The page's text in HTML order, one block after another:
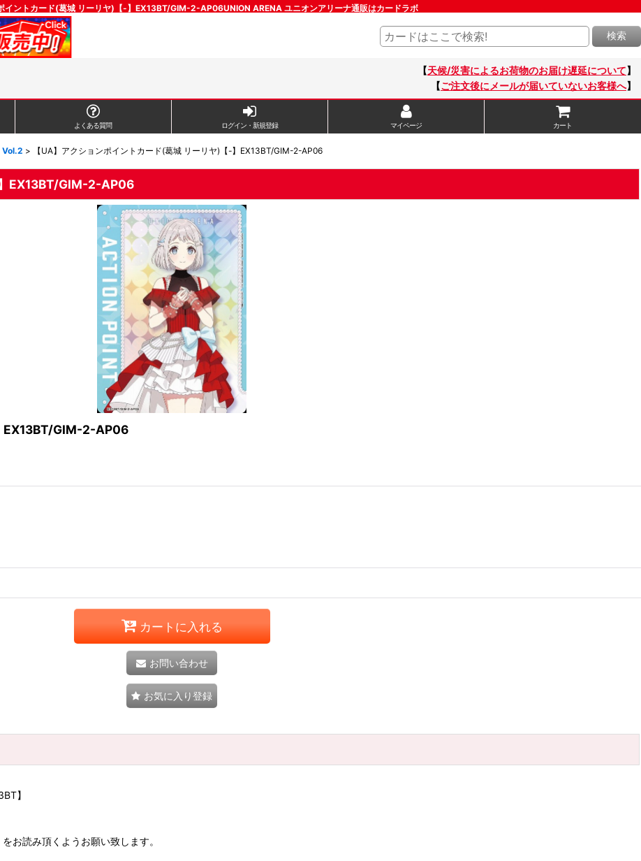
イントカード(葛城 リーリヤ)【-】EX13BT/GIM-2-AP06UNION ARENA ユニオンアリーナ通販はカードラボ
検索
【天候/災害によるお荷物のお届け遅延について】
【ご注文後にメールが届いていないお客様へ】
よくある質問 ログイン・新規登録 マイページ カート
Vol.2 > 【UA】アクションポイントカード(葛城 リーリヤ)【-】EX13BT/GIM-2-AP06
】EX13BT/GIM-2-AP06
EX13BT/GIM-2-AP06
カートに入れる
お問い合わせ
お気に入り登録
】
をお読み頂くようお願い致します。